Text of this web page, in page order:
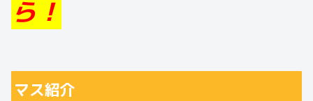
ら！
マス紹介